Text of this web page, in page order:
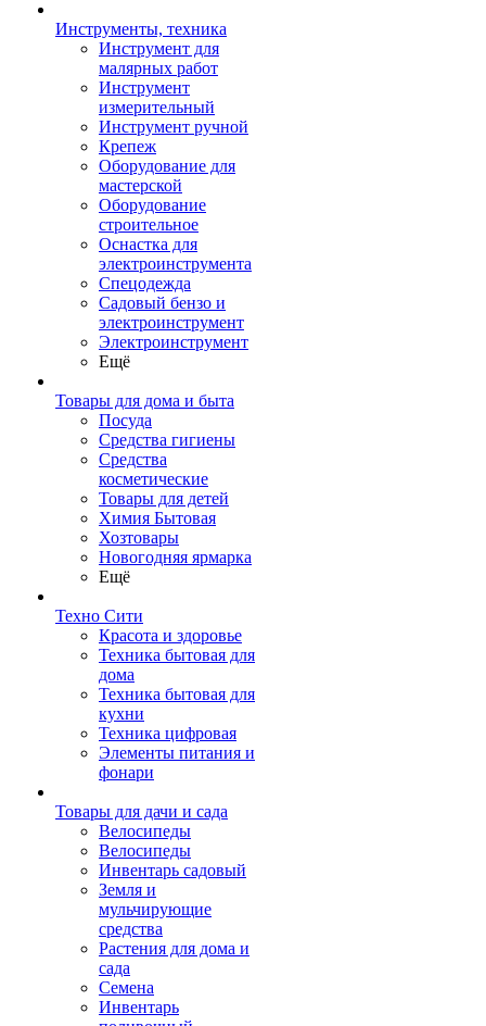
Инструменты, техника
Инструмент для
малярных работ
Инструмент
измерительный
Инструмент ручной
Крепеж
Оборудование для
мастерской
Оборудование
строительное
Оснастка для
электроинструмента
Спецодежда
Садовый бензо и
электроинструмент
Электроинструмент
Ещё
Товары для дома и быта
Посуда
Средства гигиены
Средства
косметические
Товары для детей
Химия Бытовая
Хозтовары
Новогодняя ярмарка
Ещё
Техно Сити
Красота и здоровье
Техника бытовая для
дома
Техника бытовая для
кухни
Техника цифровая
Элементы питания и
фонари
Товары для дачи и сада
Велосипеды
Велосипеды
Инвентарь садовый
Земля и
мульчирующие
средства
Растения для дома и
сада
Семена
Инвентарь